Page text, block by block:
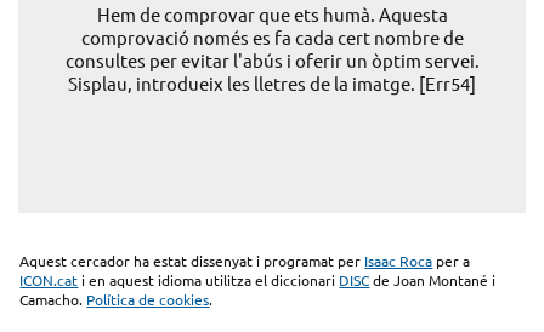
Hem de comprovar que ets humà. Aquesta
comprovació només es fa cada cert nombre de
consultes per evitar l'abús i oferir un òptim servei.
Sisplau, introdueix les lletres de la imatge. [Err54]
Aquest cercador ha estat dissenyat i programat per Isaac Roca per a
ICON.cat i en aquest idioma utilitza el diccionari DISCde Joan Montané i
Camacho. Política de cookies.